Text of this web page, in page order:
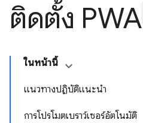
ติดตั้ง PWA
ในหน้านี้
แนวทางปฏิบัติแนะนำ
การโปรโมตเบราว์เซอร์อัตโนมัติ